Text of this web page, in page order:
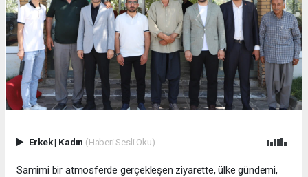
Erkek| Kadın (Haberi Sesli Oku)
Samimi bir atmosferde gerçekleşen ziyarette, ülke gündemi,